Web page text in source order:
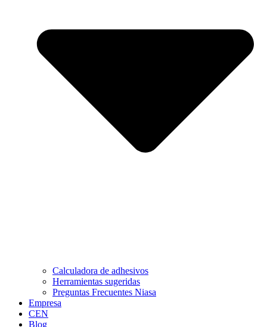
Calculadora de adhesivos
Herramientas sugeridas
Preguntas Frecuentes Niasa
Empresa
CEN
Blog